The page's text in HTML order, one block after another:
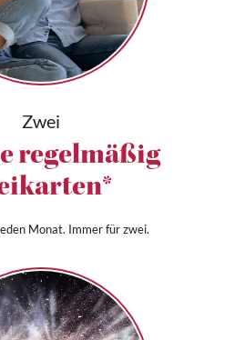
Zwei
regelmäßig
Monat. Immer für zwei.